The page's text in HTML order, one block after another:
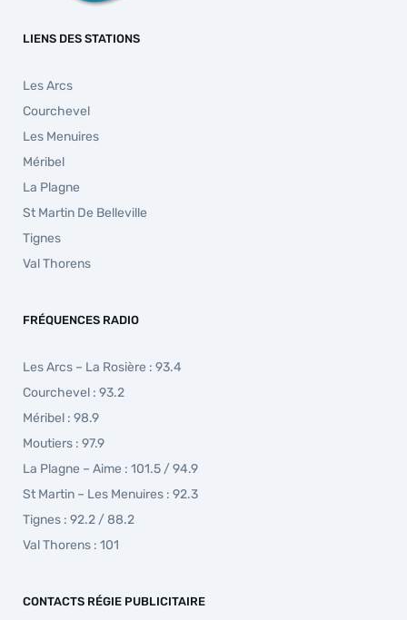
LIENS DES STATIONS
Les Arcs
Courchevel
Les Menuires
Méribel
La Plagne
St Martin De Belleville
Tignes
Val Thorens
FRÉQUENCES RADIO
Les Arcs – La Rosière : 93.4
Courchevel : 93.2
Méribel : 98.9
Moutiers : 97.9
La Plagne – Aime : 101.5 / 94.9
St Martin – Les Menuires : 92.3
Tignes : 92.2 / 88.2
Val Thorens : 101
CONTACTS RÉGIE PUBLICITAIRE